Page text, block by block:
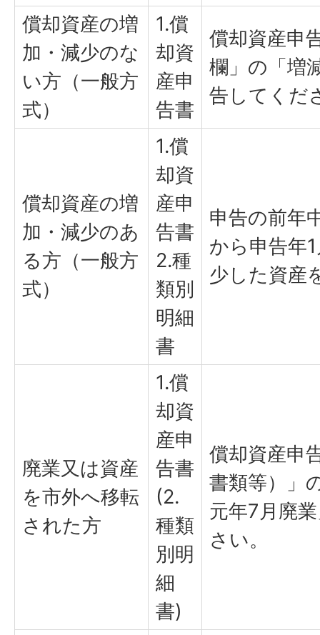
償却資産の増
加・減少のな
い方（一般方
式）
1.償
却資
産申
告書
償却資産申
欄」の「増
告してくだ
償却資産の増
加・減少のあ
る方（一般方
式）
1.償
却資
産申
告書
2.種
類別
明細
書
申告の前年
から申告年
少した資産
廃業又は資産
を市外へ移転
された方
1.償
却資
産申
告書
(2.
種類
別明
細
書)
償却資産申
書類等）」
元年7月廃
さい。